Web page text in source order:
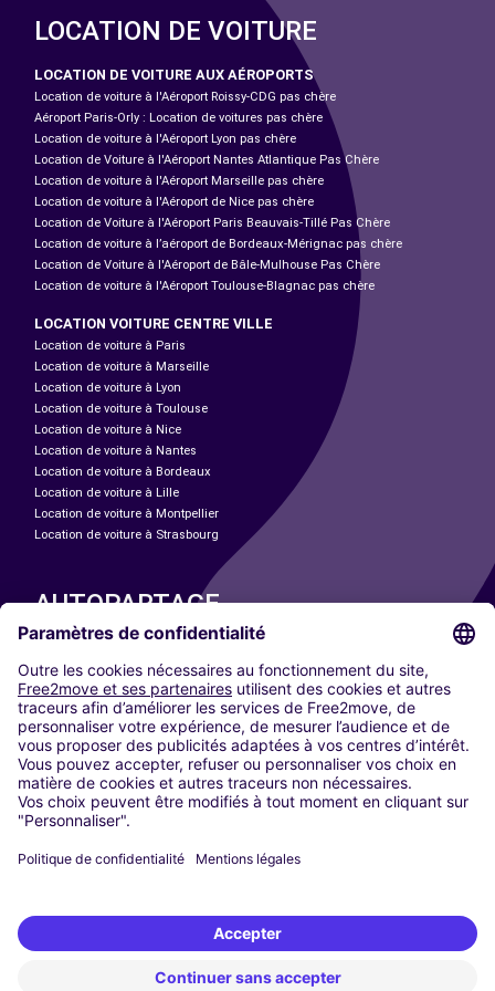
LOCATION DE VOITURE
LOCATION DE VOITURE AUX AÉROPORTS
Location de voiture à l'Aéroport Roissy-CDG pas chère
Aéroport Paris-Orly : Location de voitures pas chère
Location de voiture à l'Aéroport Lyon pas chère
Location de Voiture à l'Aéroport Nantes Atlantique Pas Chère
Location de voiture à l'Aéroport Marseille pas chère
Location de voiture à l'Aéroport de Nice pas chère
Location de Voiture à l'Aéroport Paris Beauvais-Tillé Pas Chère
Location de voiture à l’aéroport de Bordeaux-Mérignac pas chère
Location de Voiture à l'Aéroport de Bâle-Mulhouse Pas Chère
Location de voiture à l'Aéroport Toulouse-Blagnac pas chère
LOCATION VOITURE CENTRE VILLE
Location de voiture à Paris
Location de voiture à Marseille
Location de voiture à Lyon
Location de voiture à Toulouse
Location de voiture à Nice
Location de voiture à Nantes
Location de voiture à Bordeaux
Location de voiture à Lille
Location de voiture à Montpellier
Location de voiture à Strasbourg
AUTOPARTAGE
Paris
Madrid
Washington DC
Milan
Rome
Turin
Vienne
Berlin
Düsseldorf